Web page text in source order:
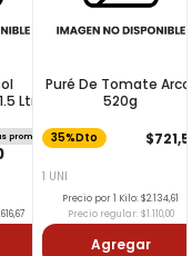
Ltr
promos
Puré De Tomate Arcor
520g
35%Dto $721,50
1 UNI
Precio por 1 Kilo: $2.134,61
Precio regular: $1.110,00
Agregar